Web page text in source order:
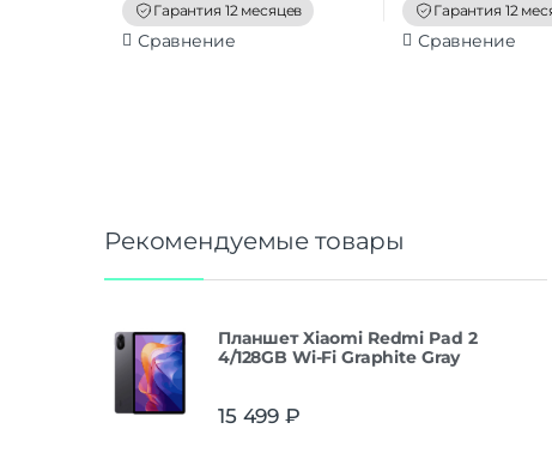
Гарантия 12 месяцев
Сравнение
Гарантия 12
Сравнение
Рекомендуемые товары
Планшет Xiaomi Redmi Pad 2
4/128GB Wi-Fi Graphite Gray
15 499 ₽